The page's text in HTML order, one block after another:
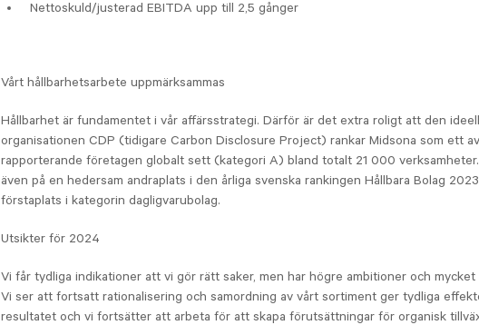
Nettoskuld/justerad EBITDA upp till 2,5 gånger
Vårt hållbarhetsarbete uppmärksammas
Hållbarhet är fundamentet i vår affärsstrategi. Därför är det extra roligt att den
organisationen CDP (tidigare Carbon Disclosure Project) rankar Midsona som ett
rapporterande företagen globalt sett (kategori A) bland totalt 21 000
även på en hedersam andraplats i den årliga svenska rankingen Hållbara Bolag
förstaplats i kategorin dagligvarubolag.
Utsikter för 2024
Vi får tydliga indikationer att vi gör rätt saker, men har högre ambitioner och mycket
Vi ser att fortsatt rationalisering och samordning av vårt sortiment ger tydliga
resultatet och vi fortsätter att arbeta för att skapa förutsättningar för organisk